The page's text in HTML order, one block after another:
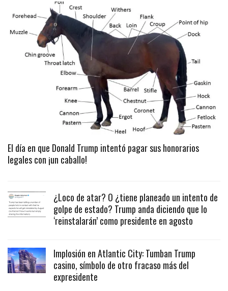
El día en que Donald Trump intentó pagar sus honorarios
legales con ¡un caballo!
¿Loco de atar? O ¿tiene planeado un intento de
golpe de estado? Trump anda diciendo que lo
‘reinstalarán’ como presidente en agosto
Implosión en Atlantic City: Tumban Trump
casino, símbolo de otro fracaso más del
expresidente